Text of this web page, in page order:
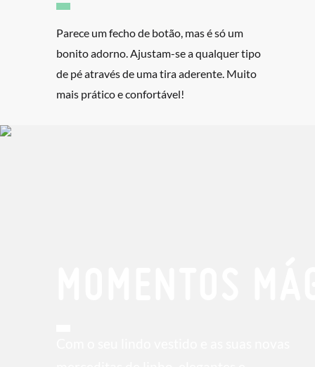
Parece um fecho de botão, mas é só um
bonito adorno. Ajustam-se a qualquer tipo
de pé através de uma tira aderente. Muito
mais prático e confortável!